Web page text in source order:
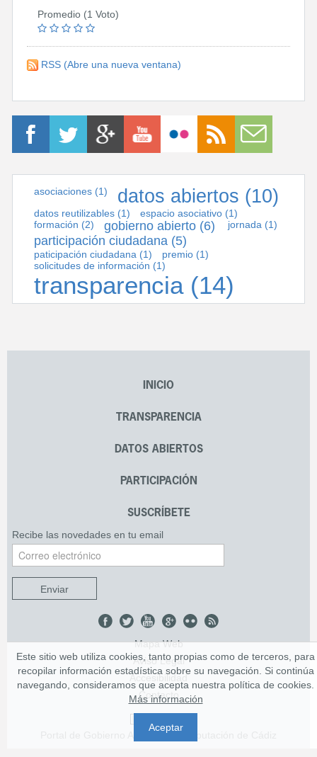
Promedio (1 Voto)
RSS (Abre una nueva ventana)
asociaciones (1) datos abiertos (10)
datos reutilizables (1) espacio asociativo (1)
formación (2) gobierno abierto (6) jornada (1)
participación ciudadana (5)
paticipación ciudadana (1) premio (1)
solicitudes de información (1)
transparencia(14)
INICIO
TRANSPARENCIA
DATOS ABIERTOS
PARTICIPACIÓN
SUSCRÍBETE
Recibe las novedades en tu email
Enviar
Mapa Web
Aviso Legal
Accesibilidad
Contacto
Portal de Gobierno Abierto de la Diputación de Cádiz
Aceptar
Este sitio web utiliza cookies, tanto propias como de terceros, para
recopilar información estadística sobre su navegación. Si continúa
navegando, consideramos que acepta nuestra política de cookies.
Más información